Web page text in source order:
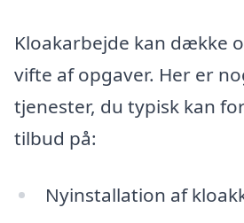
Kloakarbejde kan dække
vifte af opgaver. Her er
tjenester, du typisk kan
tilbud på:
Nyinstallation af